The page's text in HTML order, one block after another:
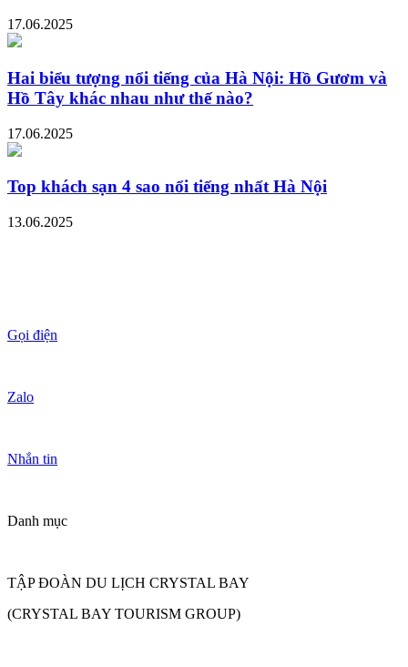
17.06.2025
Hai biểu tượng nổi tiếng của Hà Nội: Hồ Gươm và
Hồ Tây khác nhau như thế nào?
17.06.2025
Top khách sạn 4 sao nổi tiếng nhất Hà Nội
13.06.2025
Gọi điện
Zalo
Nhắn tin
Danh mục
TẬP ĐOÀN DU LỊCH CRYSTAL BAY
(CRYSTAL BAY TOURISM GROUP)